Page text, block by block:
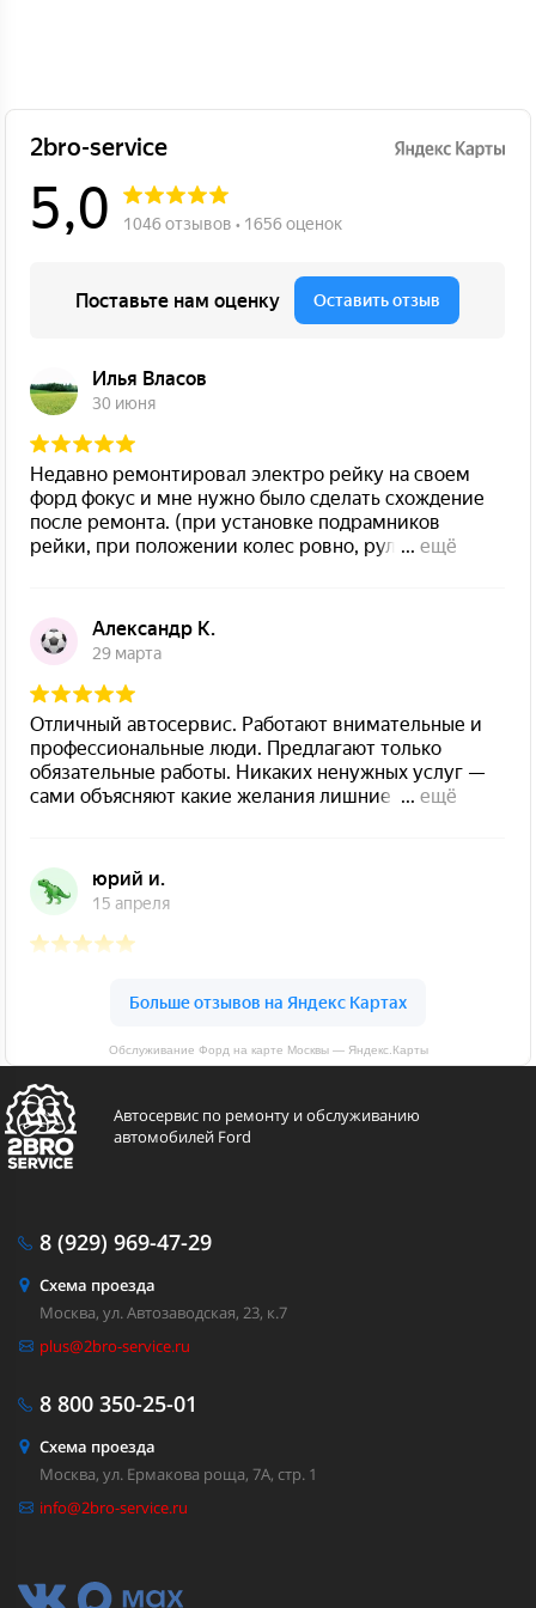
Обслуживание Форд на карте Москвы — Яндекс.Карты
Автосервис по ремонту и обслуживанию
автомобилей Ford
8 (929) 969-47-29
Схема проезда
Москва, ул. Автозаводская, 23, к.7
plus@2bro-service.ru
8 800 350-25-01
Схема проезда
Москва, ул. Ермакова роща, 7А, стр. 1
info@2bro-service.ru